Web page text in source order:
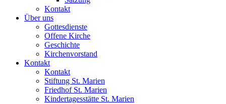
Kontakt
Über uns
Gottesdienste
Offene Kirche
Geschichte
Kirchenvorstand
Kontakt
Kontakt
Stiftung St. Marien
Friedhof St. Marien
Kindertagesstätte St. Marien